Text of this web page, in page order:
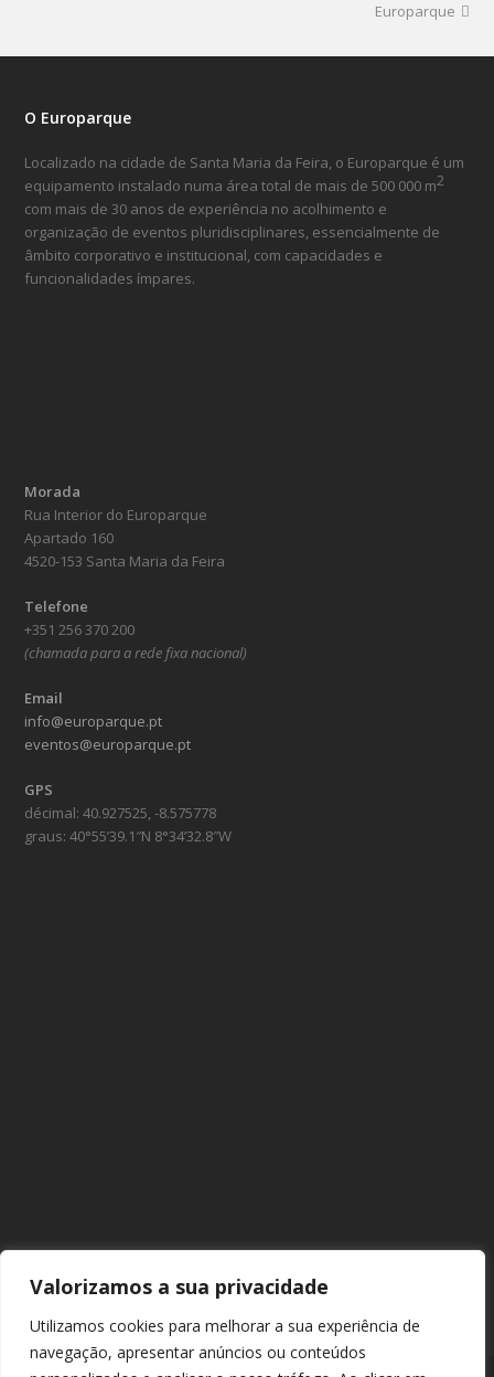
Valorizamos a sua privacidade
Utilizamos cookies para melhorar a sua experiência de
navegação, apresentar anúncios ou conteúdos
Europarque
O Europarque
Localizado na cidade de Santa Maria da Feira, o Europarque é um
equipamento instalado numa área total de mais de 500 000 m2
com mais de 30 anos de experiência no acolhimento e
organização de eventos pluridisciplinares, essencialmente de
âmbito corporativo e institucional, com capacidades e
funcionalidades ímpares.
Morada
Rua Interior do Europarque
Apartado 160
4520-153 Santa Maria da Feira
Telefone
+351 256 370 200
(chamada para a rede fixa nacional)
Email
info@europarque.pt
eventos@europarque.pt
GPS
décimal: 40.927525, -8.575778
graus: 40°55’39.1″N 8°34’32.8″W